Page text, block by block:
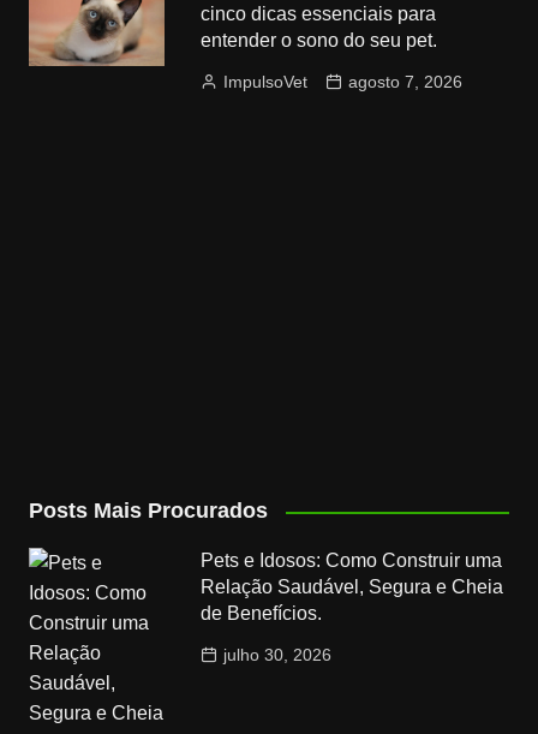
cinco dicas essenciais para
entender o sono do seu pet.
ImpulsoVet agosto 7, 2026
Posts Mais Procurados
Pets e Idosos: Como Construir uma
Relação Saudável, Segura e Cheia
de Benefícios.
julho 30, 2026